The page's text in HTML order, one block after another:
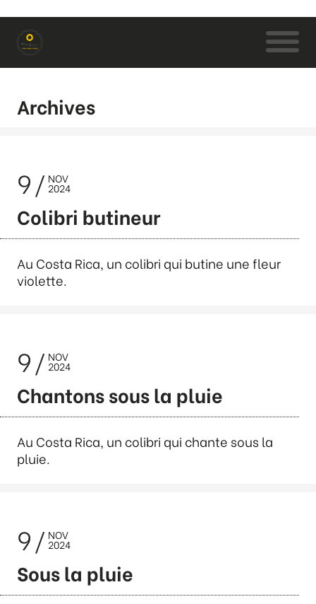
Archives
9 NOV
2024
Colibri butineur
Au Costa Rica, un colibri qui butine une fleur
violette.
9 NOV
2024
Chantons sous la pluie
Au Costa Rica, un colibri qui chante sous la
pluie.
9 NOV
2024
Sous la pluie